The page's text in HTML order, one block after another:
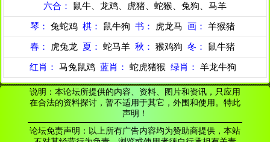
六合： 鼠牛、龙鸡、虎猪、蛇猴、兔狗、马羊
琴： 兔蛇鸡 棋： 鼠牛狗 书： 虎龙马 画： 羊猴猪
春：
虎兔龙 夏： 蛇马羊 秋： 猴鸡狗 冬： 鼠牛猪
红肖： 马兔鼠鸡 蓝肖： 蛇虎猪猴 绿肖： 羊龙牛狗
说明：本论坛所提供的内容、资料、图片和资讯，只应用
在合法的资料探讨，暂不适用于其它，外围和使用。特此
声明！
论坛免责声明：以上所有广告内容均为赞助商提供，本站